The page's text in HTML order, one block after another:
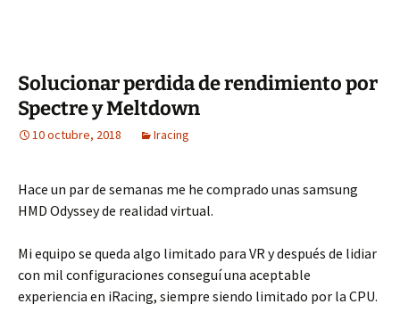
Solucionar perdida de rendimiento por
Spectre y Meltdown
10 octubre, 2018 Iracing
Hace un par de semanas me he comprado unas samsung
HMD Odyssey de realidad virtual.
Mi equipo se queda algo limitado para VR y después de lidiar
con mil configuraciones conseguí una aceptable
experiencia en iRacing, siempre siendo limitado por la CPU.